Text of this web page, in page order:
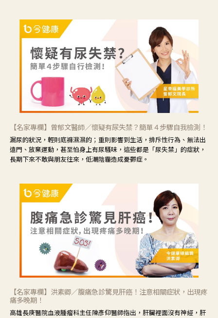
【名家專欄】曾郁文醫師／懷疑有尿失禁？簡單４步驟自我檢測！
漏尿的狀況，輕則底褲濕濕的；重則影響到生活，排斥性行為、無法出
遠門、放棄運動，甚至怕身上有尿騷味，這些都是「尿失禁」的症狀，
長期下來不敢與朋友往來，低潮陰霾造成憂鬱症。
【名家專欄】洪素卿／腹痛急診驚見肝癌！注意相關症狀，出現疼
痛多晚期！
高雄長庚醫院血液腫瘤科主任陳彥仰醫師指出，肝臟裡面沒有神經，肝